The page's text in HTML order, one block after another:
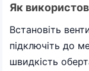
Як
Встановіть
підключіть до
швидкість